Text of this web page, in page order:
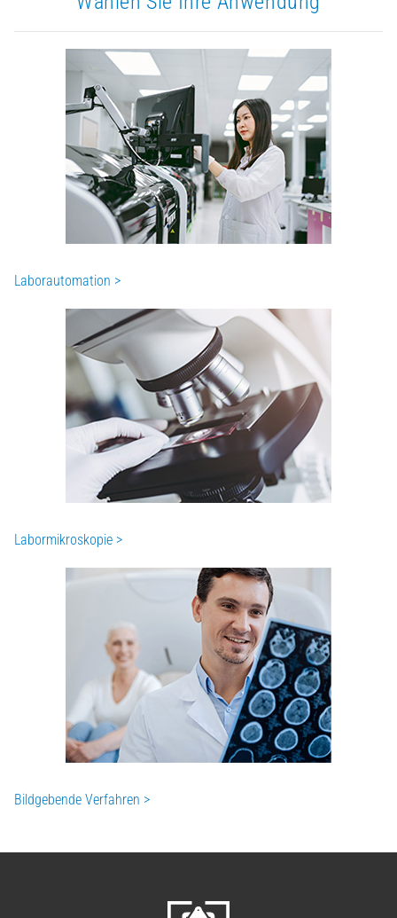
Laborautomation >
Labormikroskopie >
Bildgebende Verfahren >